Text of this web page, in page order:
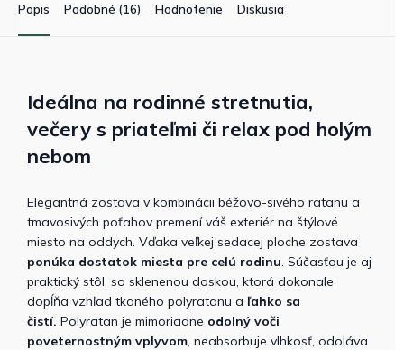
Popis Podobné (16) Hodnotenie Diskusia
Ideálna na rodinné stretnutia,
večery s priateľmi či relax pod holým
nebom
Elegantná zostava v kombinácii béžovo-sivého ratanu a
tmavosivých poťahov premení váš exteriér na štýlové
miesto na oddych. Vďaka veľkej sedacej ploche zostava
ponúka dostatok miesta pre celú rodinu . Súčasťou je aj
praktický stôl, so sklenenou doskou, ktorá dokonale
dopĺňa vzhľad tkaného polyratanu a ľahko sa
čistí. Polyratan je mimoriadne odolný voči
poveternostným vplyvom , neabsorbuje vlhkosť, odoláva